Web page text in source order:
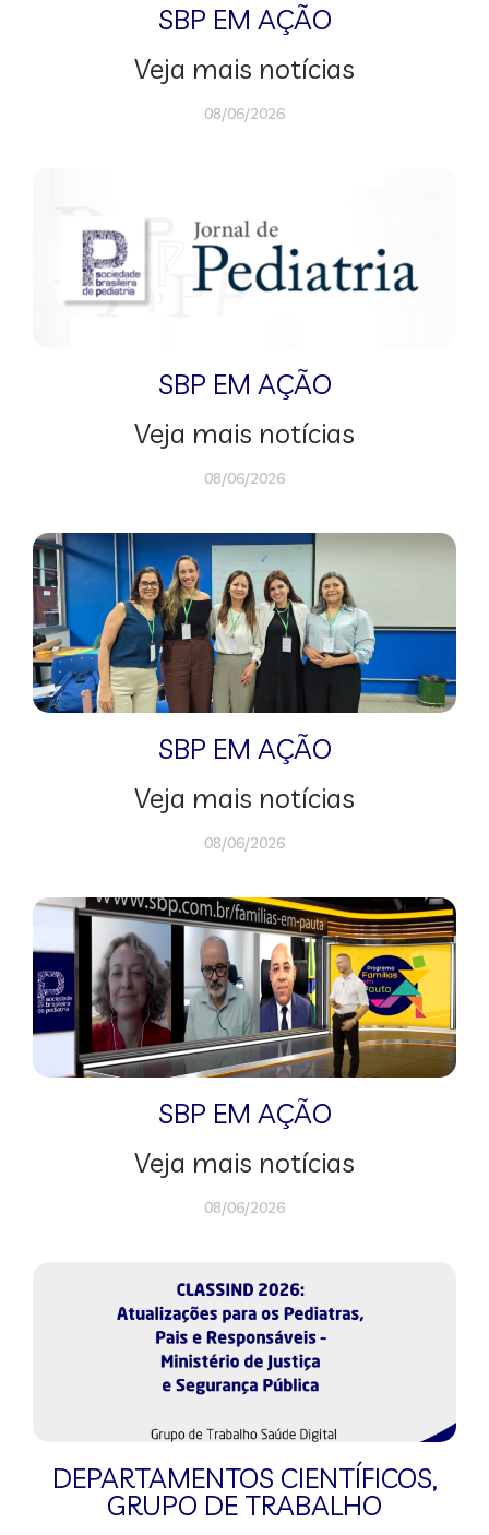
SBP EM AÇÃO
Veja mais notícias
08/06/2026
SBP EM AÇÃO
Veja mais notícias
08/06/2026
SBP EM AÇÃO
Veja mais notícias
08/06/2026
SBP EM AÇÃO
Veja mais notícias
08/06/2026
DEPARTAMENTOS CIENTÍFICOS,
GRUPO DE TRABALHO